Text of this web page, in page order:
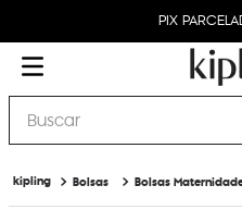
PIX
Buscar
Bolsas Bolsas